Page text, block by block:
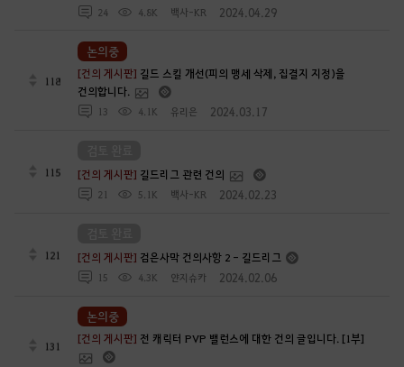
24 4.8K 백사-KR 2024.04.29
118
[건의 게시판] 길드 스킬 개선(피의 맹세 삭제, 집결지 지정)을
건의합니다.
13 4.1K 유리은 2024.03.17
논의중
115 [건의 게시판] 길드리그 관련 건의
21 5.1K 백사-KR 2024.02.23
121 [건의 게시판] 검은사막 건의사항 2 - 길드리그
15 4.3K 얀지슈카 2024.02.06
131
[건의 게시판] 전 캐릭터 PVP 밸런스에 대한 건의 글입니다. [1부]
논의중